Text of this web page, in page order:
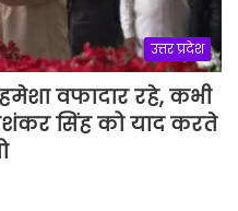
उत्तर प्रदेश
वफादार रहे, कभी
सिंह को याद करते